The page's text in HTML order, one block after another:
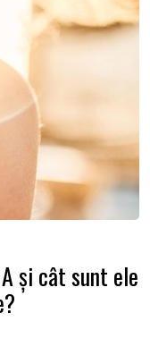
şi cât sunt ele